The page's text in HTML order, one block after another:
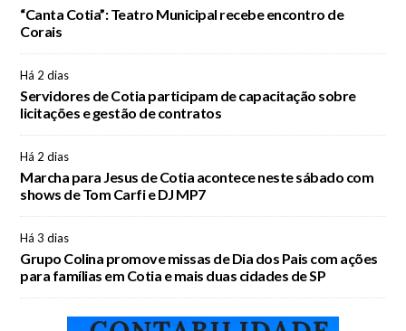
“Canta Cotia”: Teatro Municipal recebe encontro de
Corais
Há 2 dias
Servidores de Cotia participam de capacitação sobre
licitações e gestão de contratos
Há 2 dias
Marcha para Jesus de Cotia acontece neste sábado com
shows de Tom Carfi e DJ MP7
Há 3 dias
Grupo Colina promove missas de Dia dos Pais com ações
para famílias em Cotia e mais duas cidades de SP